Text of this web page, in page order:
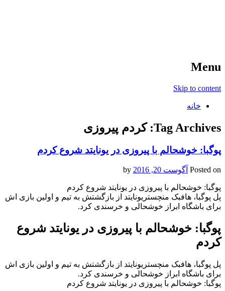
Menu
Skip to content
خانه
Tag Archives: کردم پیروزی
پوگبا: خوشحالم با پیروزی در یونایتد شروع کردم
Posted on آگوست 20, 2016
پوگبا: خوشحالم با پیروزی در یونایتد شروع کردم
پل پوگبا، هافبک منچستریونایتد از بازگشتش به تیم و اولین بازی اش
برای باشگاه ابراز خوشحالی و خرسندی کرد.
پوگبا: خوشحالم با پیروزی در یونایتد شروع
کردم
پل پوگبا، هافبک منچستریونایتد از بازگشتش به تیم و اولین بازی اش
برای باشگاه ابراز خوشحالی و خرسندی کرد.
پوگبا: خوشحالم با پیروزی در یونایتد شروع کردم